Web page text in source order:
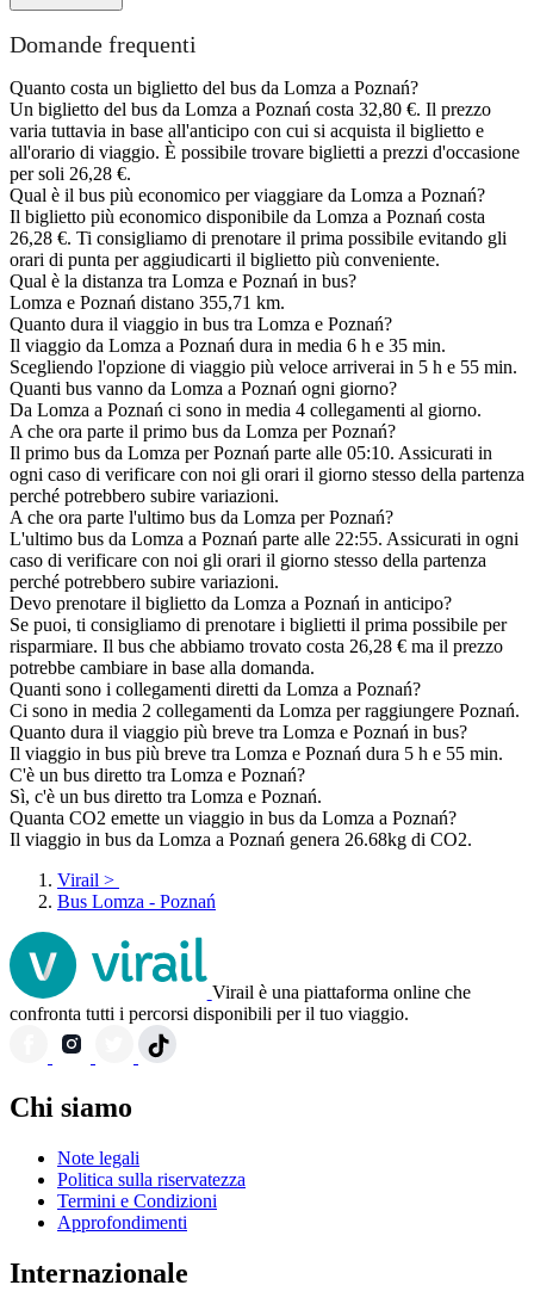
Domande frequenti
Quanto costa un biglietto del bus da Lomza a Poznań?
Un biglietto del bus da Lomza a Poznań costa 32,80 €. Il prezzo
varia tuttavia in base all'anticipo con cui si acquista il biglietto e
all'orario di viaggio. È possibile trovare biglietti a prezzi d'occasione
per soli 26,28 €.
Qual è il bus più economico per viaggiare da Lomza a Poznań?
Il biglietto più economico disponibile da Lomza a Poznań costa
26,28 €. Ti consigliamo di prenotare il prima possibile evitando gli
orari di punta per aggiudicarti il biglietto più conveniente.
Qual è la distanza tra Lomza e Poznań in bus?
Lomza e Poznań distano 355,71 km.
Quanto dura il viaggio in bus tra Lomza e Poznań?
Il viaggio da Lomza a Poznań dura in media 6 h e 35 min.
Scegliendo l'opzione di viaggio più veloce arriverai in 5 h e 55 min.
Quanti bus vanno da Lomza a Poznań ogni giorno?
Da Lomza a Poznań ci sono in media 4 collegamenti al giorno.
A che ora parte il primo bus da Lomza per Poznań?
Il primo bus da Lomza per Poznań parte alle 05:10. Assicurati in
ogni caso di verificare con noi gli orari il giorno stesso della partenza
perché potrebbero subire variazioni.
A che ora parte l'ultimo bus da Lomza per Poznań?
L'ultimo bus da Lomza a Poznań parte alle 22:55. Assicurati in ogni
caso di verificare con noi gli orari il giorno stesso della partenza
perché potrebbero subire variazioni.
Devo prenotare il biglietto da Lomza a Poznań in anticipo?
Se puoi, ti consigliamo di prenotare i biglietti il prima possibile per
risparmiare. Il bus che abbiamo trovato costa 26,28 € ma il prezzo
potrebbe cambiare in base alla domanda.
Quanti sono i collegamenti diretti da Lomza a Poznań?
Ci sono in media 2 collegamenti da Lomza per raggiungere Poznań.
Quanto dura il viaggio più breve tra Lomza e Poznań in bus?
Il viaggio in bus più breve tra Lomza e Poznań dura 5 h e 55 min.
C'è un bus diretto tra Lomza e Poznań?
Sì, c'è un bus diretto tra Lomza e Poznań.
Quanta CO2 emette un viaggio in bus da Lomza a Poznań?
Il viaggio in bus da Lomza a Poznań genera 26.68kg di CO2.
Virail >
Bus Lomza - Poznań
Virail è una piattaforma online che
confronta tutti i percorsi disponibili per il tuo viaggio.
Chi siamo
Note legali
Politica sulla riservatezza
Termini e Condizioni
Approfondimenti
Internazionale